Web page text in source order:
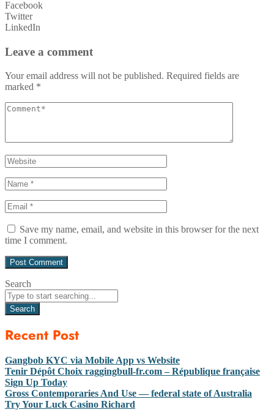
Facebook
Twitter
LinkedIn
Leave a comment
Your email address will not be published. Required fields are
marked *
Save my name, email, and website in this browser for the next
time I comment.
Search
Search
Recent Post
Gangbob KYC via Mobile App vs Website
Tenir Dépôt Choix raggingbull-fr.com – République française
Sign Up Today
Gross Contemporaries And Use — federal state of Australia
Try Your Luck Casino Richard